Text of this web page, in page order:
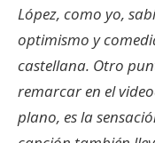
López, como yo,
optimismo y
castellana. Otro
remarcar en el
plano, es la